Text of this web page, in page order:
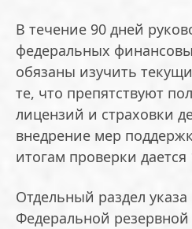
В течение 90 дней
федеральных
обязаны изучить
те, что препятствуют
лицензий и страховки
внедрение мер
итогам проверки дается
Отдельный раздел
Федеральной